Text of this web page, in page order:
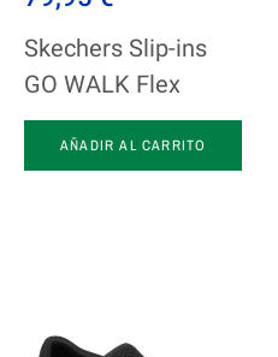
Skechers Slip-ins
GO WALK Flex
AÑADIR AL CARRITO